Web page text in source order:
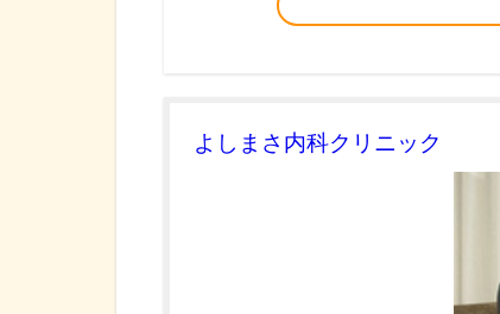
よしまさ内科クリニック